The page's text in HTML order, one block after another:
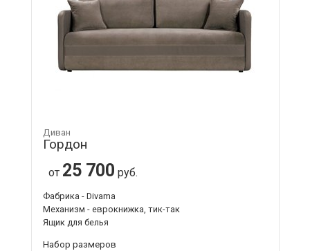
Диван
Гордон
от 25 700 руб.
Фабрика - Divama
Механизм - еврокнижка, тик-так
Ящик для белья
Набор размеров